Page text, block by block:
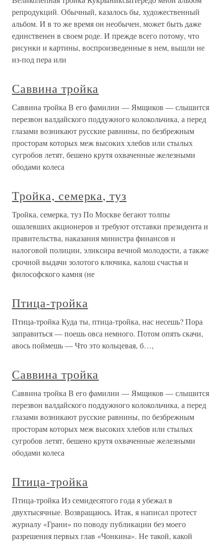
репродукций. Обычный, казалось бы, художественный
альбом. И в то же время он необычен, может быть даже
единственен в своем роде. И прежде всего потому, что
рисунки и картины, воспроизведенные в нем, вышли не
из-под пера или
Саввина тройка
Саввина тройка В его фамилии — Ямщиков — слышится
перезвон валдайского поддужного колокольчика, а перед
глазами возникают русские равнины, по безбрежным
просторам которых меж высоких хлебов или стылых
сугробов летят, бешено крутя охваченные железными
ободами колеса
Тройка, семерка, туз
Тройка, семерка, туз По Москве бегают толпы
ошалевших акционеров и требуют отставки президента и
правительства, наказания министра финансов и
налоговой полиции, эликсира вечной молодости, а также
срочной выдачи золотого ключика, калош счастья и
философского камня (не
Птица-тройка
Птица-тройка Куда ты, птица-тройка, нас несешь? Пора
заправиться — поешь овса немного. Потом опять скачи,
авось поймешь — Что это кольцевая, б…,
Саввина тройка
Саввина тройка В его фамилии — Ямщиков — слышится
перезвон валдайского поддужного колокольчика, а перед
глазами возникают русские равнины, по безбрежным
просторам которых меж высоких хлебов или стылых
сугробов летят, бешено крутя охваченные железными
ободами колеса
Птица-тройка
Птица-тройка Из семидесятого года я убежал в
двухтысячные. Возвращаюсь. Итак, я написал протест
журналу «Грани» по поводу публикации без моего
разрешения первых глав «Чонкина». Не такой, какой